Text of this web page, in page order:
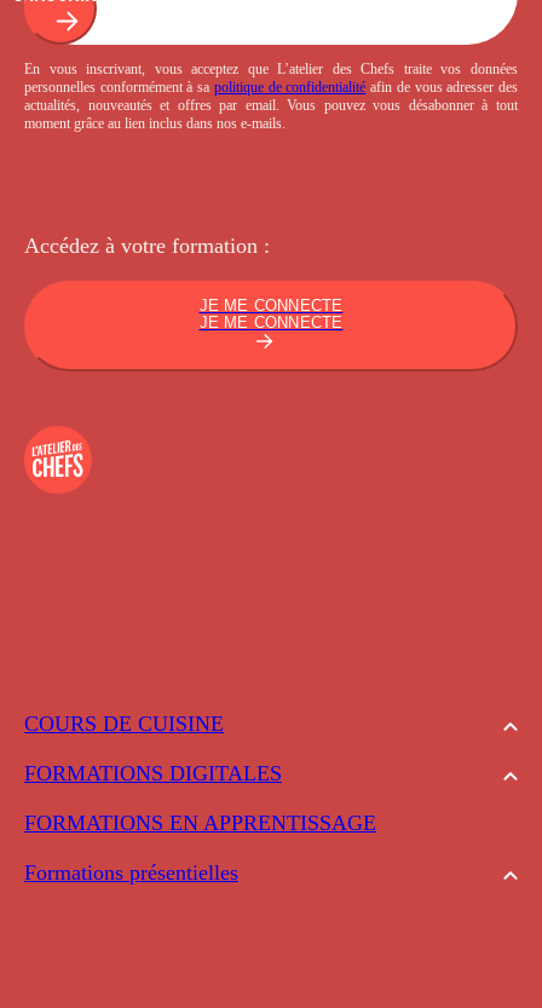
COURS DE CUISINE
FORMATIONS DIGITALES
FORMATIONS EN APPRENTISSAGE
Formations présentielles
En vous inscrivant, vous acceptez que L’atelier des Chefs traite vos données
personnelles conformément à sa politique de confidentialité afin de vous adresser des
actualités, nouveautés et offres par email. Vous pouvez vous désabonner à tout
moment grâce au lien inclus dans nos e-mails.
Accédez à votre formation :
JE ME CONNECTE
JE ME CONNECTE